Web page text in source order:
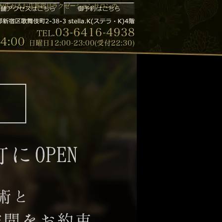
広がるお店新宿リラクゼーションサロンの